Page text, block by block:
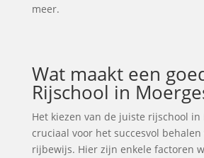
meer.
Wat maakt een
Rijschool in
Het kiezen van de juiste rijschool in
cruciaal voor het succesvol
rijbewijs. Hier zijn enkele factoren